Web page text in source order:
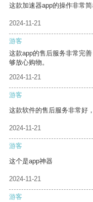
这款加速器app的操作非常
2024-11-21
游客
这款app的售后服务非常完
够放心购物。
2024-11-21
游客
这款软件的售后服务非常好
2024-11-21
游客
这个是app神器
2024-11-21
游客